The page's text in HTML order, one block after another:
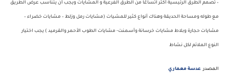
– تصمم الطرق الرئيسية أكثر اتساعًا من الطرق الفرعية و المشايات ويجب أن يتناسب عرض الطريق
مع طوله ومساحة الحديقة وهناك أنواع كثير للمشيات (مشايات رمل وزلط – مشايات خضراء –
مشايات حجارة وبلاط مشايات خرسانة وأسمنت- مشايات الطوب الأحمر والقرميد ) يجب اختيار
النوع الملائم لكل نشاط
المصدر عدسة معماري